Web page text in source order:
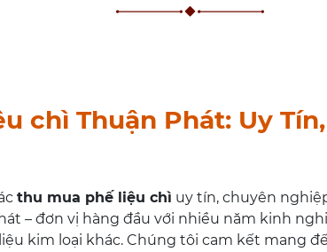
chì Thuận Phát: Uy
thu mua phế liệu chì uy tín, chuyên
– đơn vị hàng đầu với nhiều năm kinh
kim loại khác. Chúng tôi cam kết mang